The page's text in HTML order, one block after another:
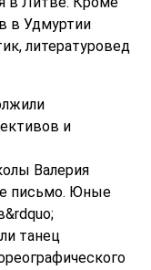
в Удмуртии
литературовед
и
Валерия
письмо. Юные
танец